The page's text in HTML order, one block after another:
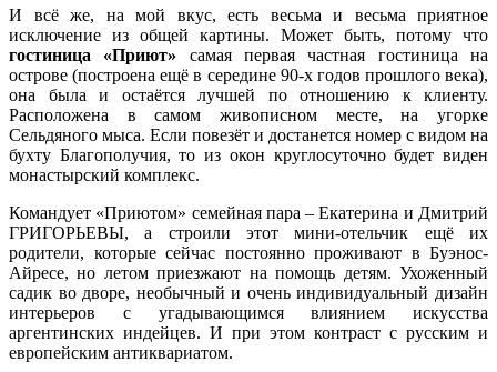
И всё же, на мой вкус, есть весьма и весьма приятное
исключение из общей картины. Может быть, потому что
гостиница «Приют» самая первая частная гостиница на
острове (построена ещё в середине 90-х годов прошлого века),
она была и остаётся лучшей по отношению к клиенту.
Расположена в самом живописном месте, на угорке
Сельдяного мыса. Если повезёт и достанется номер с видом на
бухту Благополучия, то из окон круглосуточно будет виден
монастырский комплекс.
Командует «Приютом» семейная пара – Екатерина и Дмитрий
ГРИГОРЬЕВЫ, а строили этот мини-отельчик ещё их
родители, которые сейчас постоянно проживают в Буэнос-
Айресе, но летом приезжают на помощь детям. Ухоженный
садик во дворе, необычный и очень индивидуальный дизайн
интерьеров с угадывающимся влиянием искусства
аргентинских индейцев. И при этом контраст с русским и
европейским антиквариатом.